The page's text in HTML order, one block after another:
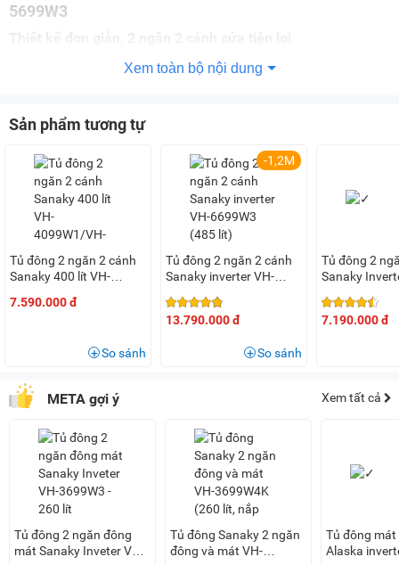
5699W3
Sanaky VH-5699W3 có thiết kế dáng nằm đơn giản
kim nhôm phủ tĩnh điện với thiết kế gồm 2 ngăn: 1 ngăn
đông và 1 ngăn mát.
Mỗi ngăn tủ đều được thiết kế cánh cửa riêng được làm từ
nhựa ABS bền chắc, có tay nắm trợ lực giúp đóng mở tủ dễ
dàng, không tốn nhiều sức lực. Cửa tủ cũng được tích hợp
gioăng cao su giúp giữ tủ luôn kín, hạn chế tình trạng thất
Dung tích sử dụng 400 lít, bảo quản nhiều thực phẩm cùng
lúc
Tủ đông Sanaky
VH-5699W3 có dung tích tổng là 560 lít,
dung tích sử dụng 400 lít thích hợp dùng cho tạp hóa, siêu
thị, quán ăn, nhà hàng... hoặc các gia đình có 4 - 5 thành
viên với nhu cầu tích trữ lượng thực phẩm lớn. Tủ có 2 ngăn
đông và mát:
Ngăn đông:Dùng để cấp đông thực phẩm nhanh chóng với
Xem toàn bộ nội dung
Sản phẩm tương tự
Tủ đông 2 ngăn 2 cánh
Sanaky 400 lít VH-
7.590.000 đ
So sánh
-1,2M
Tủ đông 2 ngăn 2 cánh
Sanaky inverter VH-
13.790.000 đ
So sánh
Tủ đông 2
Sanaky
7.190.000 đ
META gợi ý Xem tất cả
Tủ đông 2 ngăn đông
mát Sanaky Inveter VH-
Tủ đông Sanaky 2 ngăn
đông và mát VH-
Tủ đông mát
Alaska